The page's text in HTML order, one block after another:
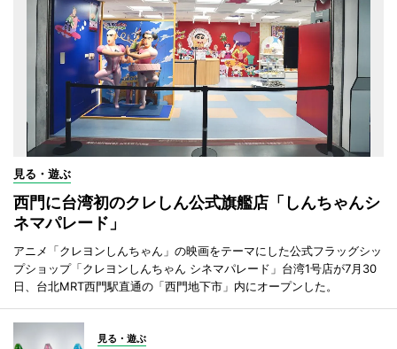
見る・遊ぶ
西門に台湾初のクレしん公式旗艦店「しんちゃんシ
ネマパレード」
アニメ「クレヨンしんちゃん」の映画をテーマにした公式フラッグシッ
プショップ「クレヨンしんちゃん シネマパレード」台湾1号店が7月30
日、台北MRT西門駅直通の「西門地下市」内にオープンした。
見る・遊ぶ